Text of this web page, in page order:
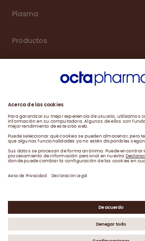
Plasma
Productos
Noticias
Contacto Aviso de Privacidad y
Declaración Legal